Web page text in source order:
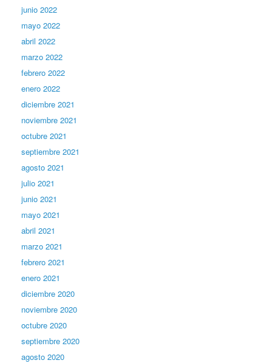
junio 2022
mayo 2022
abril 2022
marzo 2022
febrero 2022
enero 2022
diciembre 2021
noviembre 2021
octubre 2021
septiembre 2021
agosto 2021
julio 2021
junio 2021
mayo 2021
abril 2021
marzo 2021
febrero 2021
enero 2021
diciembre 2020
noviembre 2020
octubre 2020
septiembre 2020
agosto 2020